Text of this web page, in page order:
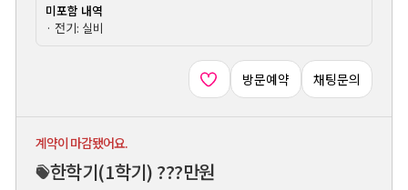
미포함 내역
· 전기: 실비
방문예약 채팅문의
계약이 마감됐어요.
한학기(1학기) ???만원